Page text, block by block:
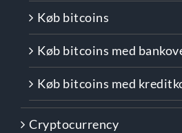
Køb bitcoins
Køb bitcoins med
Køb bitcoins med
Cryptocurrency